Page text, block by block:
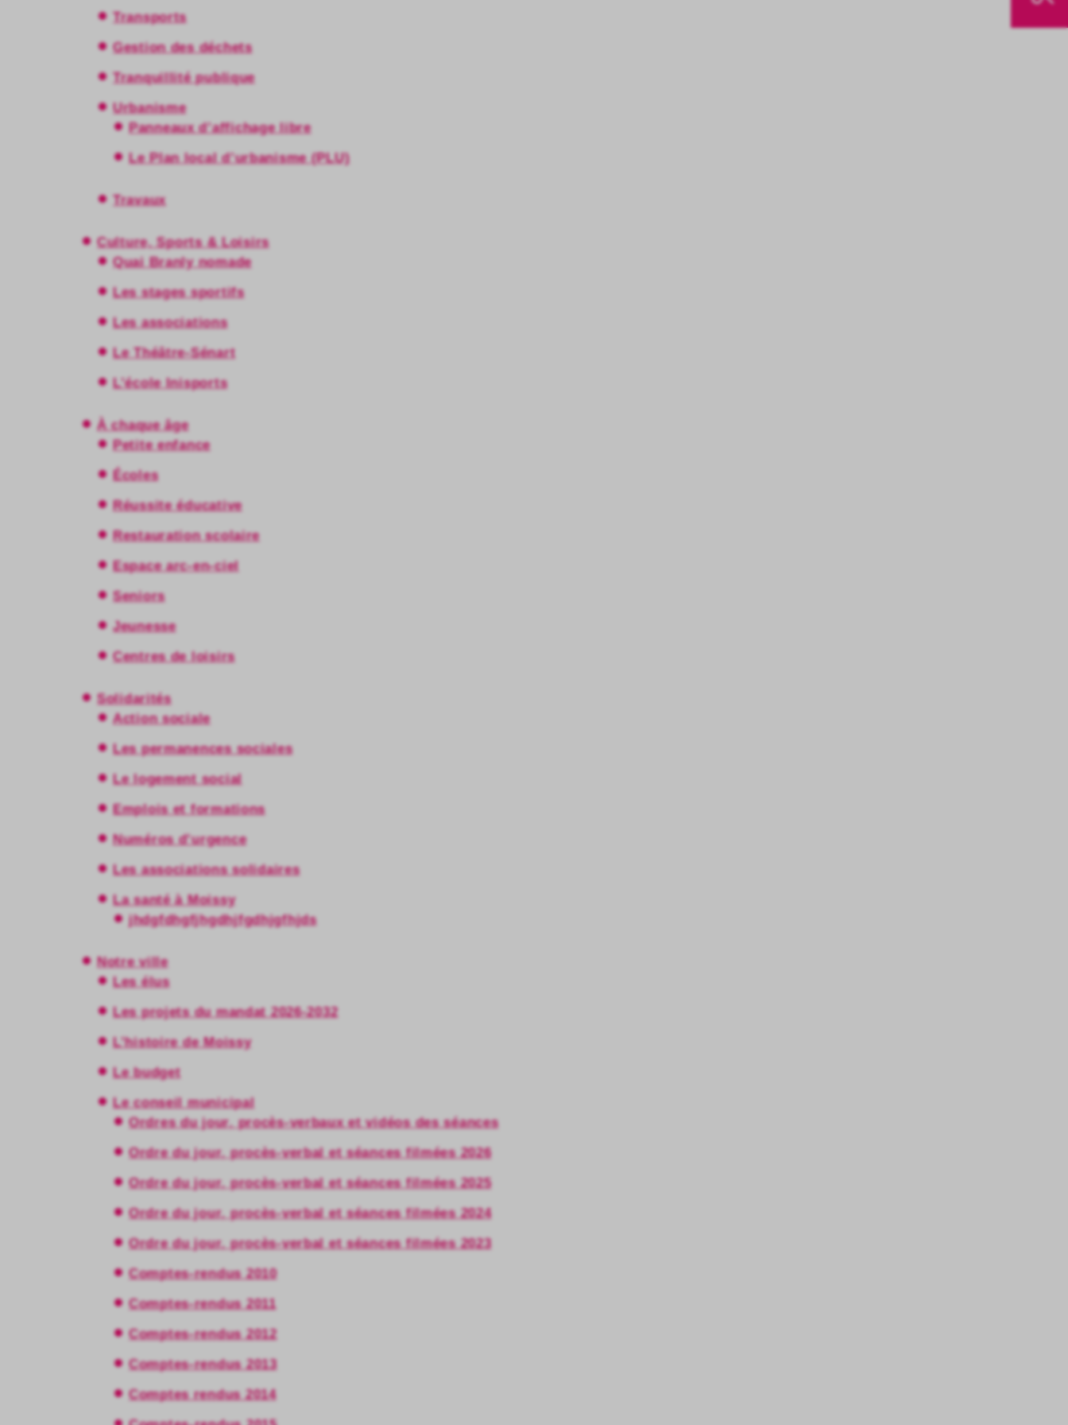
Transports
Gestion des déchets
Tranquillité publique
Urbanisme
Panneaux d’affichage libre
Le Plan local d’urbanisme (PLU)
Travaux
Culture, Sports & Loisirs
Quai Branly nomade
Les stages sportifs
Les associations
Le Théâtre-Sénart
L’école Inisports
À chaque âge
Petite enfance
Écoles
Réussite éducative
Restauration scolaire
Espace arc-en-ciel
Seniors
Jeunesse
Centres de loisirs
Solidarités
Action sociale
Les permanences sociales
Le logement social
Emplois et formations
Numéros d’urgence
Les associations solidaires
La santé à Moissy
jhdgfdhgfjhgdhjfgdhjgfhjds
Notre ville
Les élus
Les projets du mandat 2026-2032
L’histoire de Moissy
Le budget
Le conseil municipal
Ordres du jour, procès-verbaux et vidéos des séances
Ordre du jour, procès-verbal et séances filmées 2026
Ordre du jour, procès-verbal et séances filmées 2025
Ordre du jour, procès-verbal et séances filmées 2024
Ordre du jour, procès-verbal et séances filmées 2023
Comptes-rendus 2010
Comptes-rendus 2011
Comptes-rendus 2012
Comptes-rendus 2013
Comptes rendus 2014